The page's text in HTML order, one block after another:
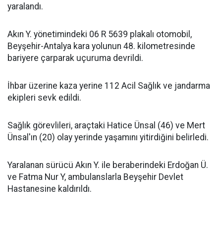
yaralandı.
Akın Y. yönetimindeki 06 R 5639 plakalı otomobil,
Beyşehir-Antalya kara yolunun 48. kilometresinde
bariyere çarparak uçuruma devrildi.
İhbar üzerine kaza yerine 112 Acil Sağlık ve jandarma
ekipleri sevk edildi.
Sağlık görevlileri, araçtaki Hatice Ünsal (46) ve Mert
Ünsal'ın (20) olay yerinde yaşamını yitirdiğini belirledi.
Yaralanan sürücü Akın Y. ile beraberindeki Erdoğan Ü.
ve Fatma Nur Y, ambulanslarla Beyşehir Devlet
Hastanesine kaldırıldı.